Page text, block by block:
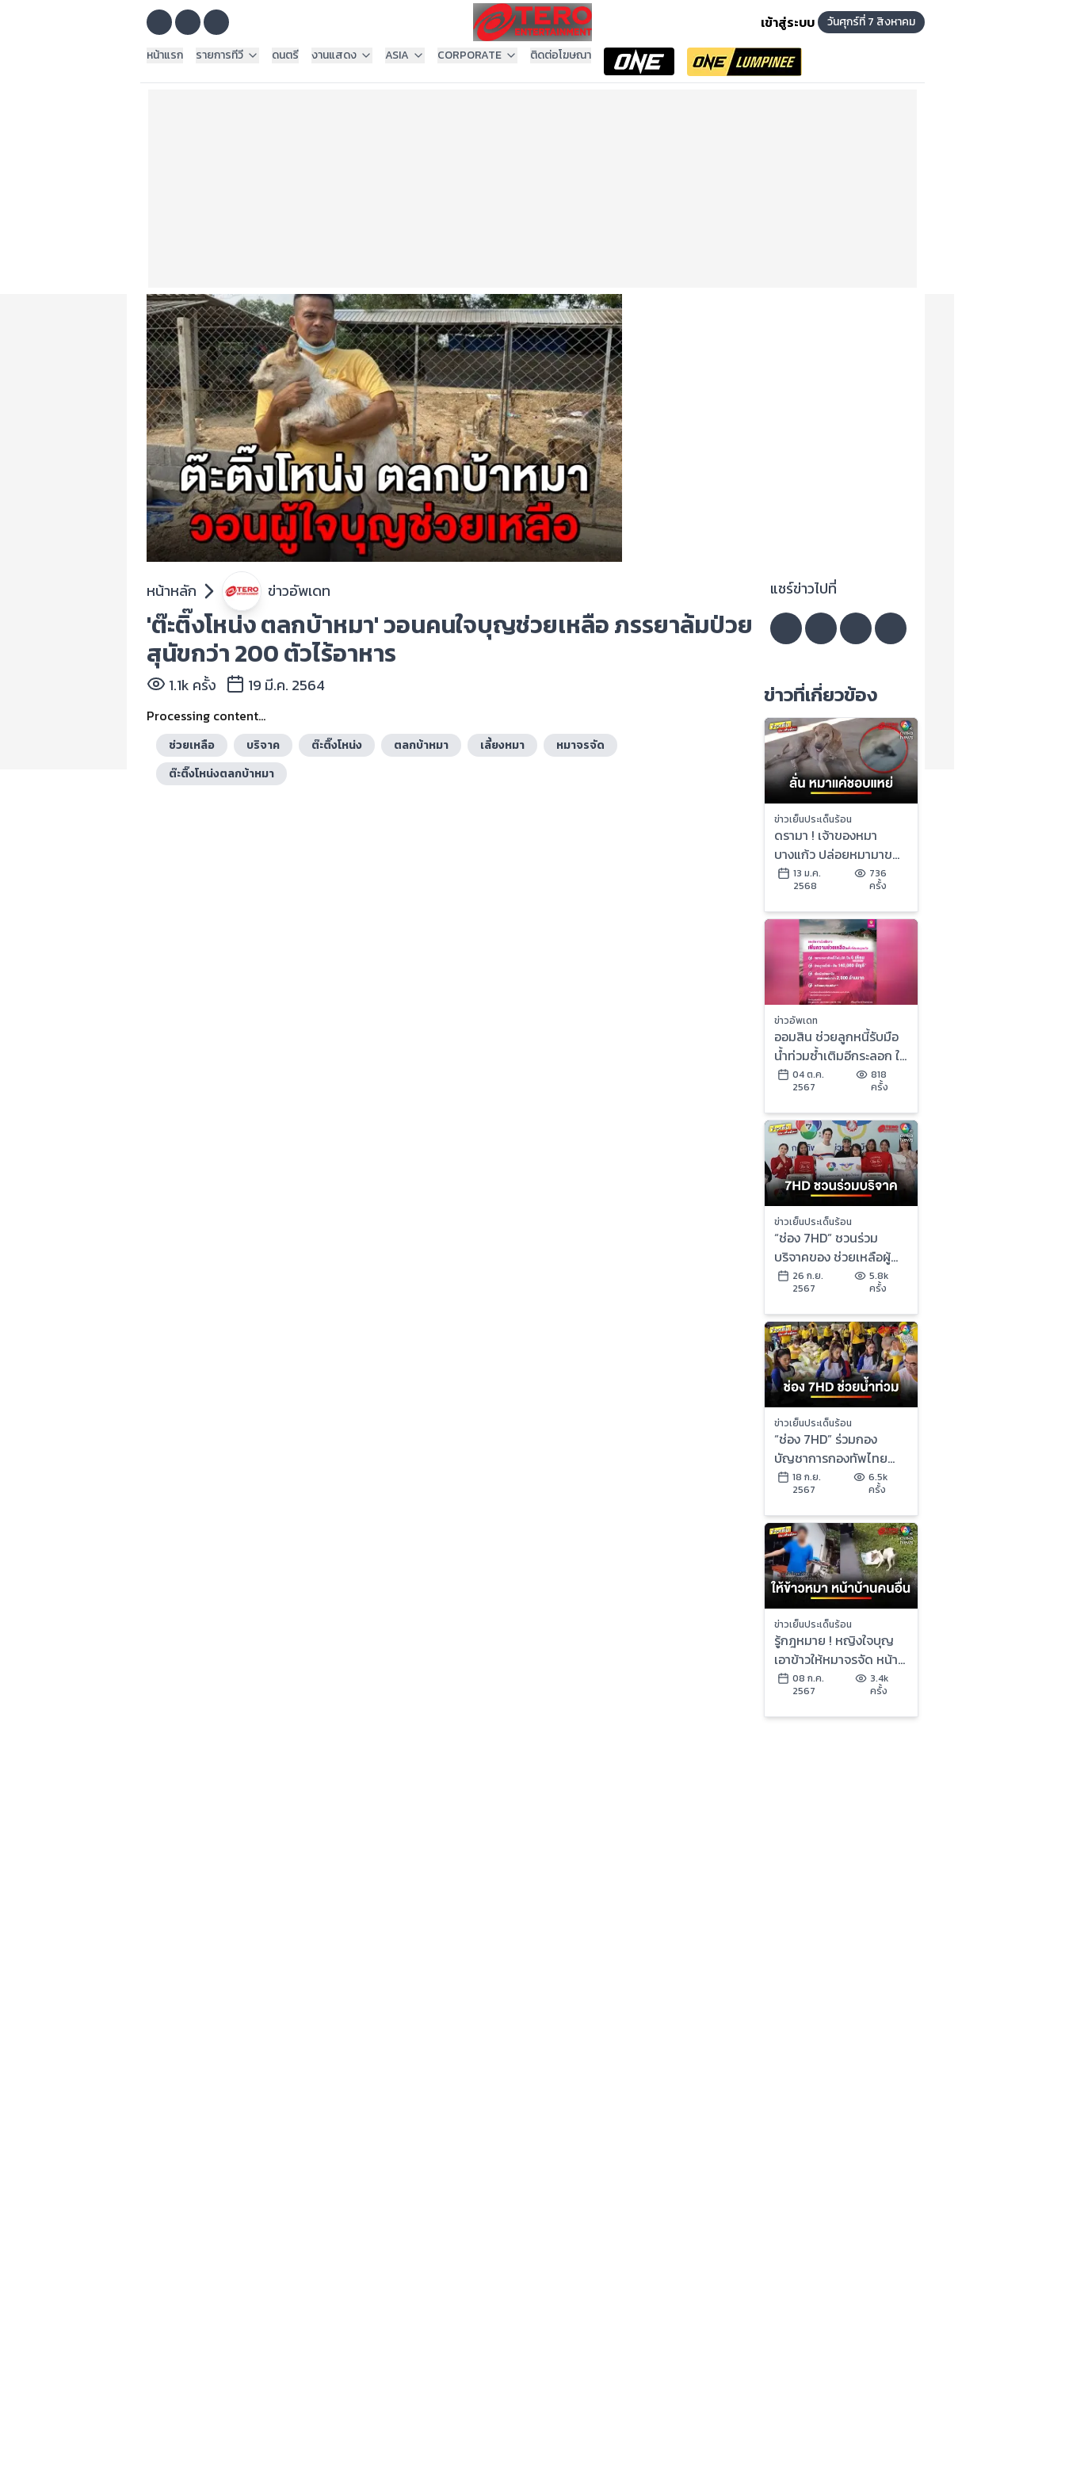
เข้าสู่ระบบ
วันศุกร์ที่ 7 สิงหาคม
หน้าแรก
รายการทีวี ดนตรี งานแสดง ASIA CORPORATE ติดต่อโฆษณา
หน้าหลัก ข่าวอัพเดท
'ต๊ะติ๊งโหน่ง ตลกบ้าหมา' วอนคนใจบุญช่วยเหลือ ภรรยาล้มป่วย
สุนัขกว่า 200 ตัวไร้อาหาร
1.1k ครั้ง 19 มี.ค. 2564
Processing content...
ช่วยเหลือ บริจาค ต๊ะติ๊งโหน่ง ตลกบ้าหมา เลี้ยงหมา
หมาจรจัด
ต๊ะติ๊งโหน่งตลกบ้าหมา
แชร์ข่าวไปที่
ข่าวที่เกี่ยวข้อง
ข่าวเย็นประเด็นร้อน
ดรามา ! เจ้าของหมา
บางแก้ว ปล่อยหมามาขย้ำ
หมาจรจัด | ข่าวเย็น
ประเด็นร้อน
13 ม.ค.
2568
736
ครั้ง
ข่าวอัพเดท
ออมสิน ช่วยลูกหนี้รับมือ
น้ำท่วมซ้ำเติมอีกระลอก ให้
ขยายเวลาพักหนี้ออโต้
จาก 3 เดือน เป็น 6 เดือน
เพิ่มชื่อผู้ได้รับสิทธิ์พักหนี้
เป็น 140,000 บัญชี หลัง
รัฐประกาศพื้นที่ประสบภัย
ล่าสุด 5,515 หมู่บ้าน
04 ต.ค.
2567
818
ครั้ง
ข่าวเย็นประเด็นร้อน
“ช่อง 7HD” ชวนร่วม
บริจาคของ ช่วยเหลือผู้
ประสบภัยน้ำท่วม | ข่าว
เย็นประเด็นร้อน
26 ก.ย.
2567
5.8k
ครั้ง
ข่าวเย็นประเด็นร้อน
“ช่อง 7HD” ร่วมกอง
บัญชาการกองทัพไทย
ช่วยผู้ประสบอุทกภัยทั่ว
ประเทศ | ข่าวเย็นประเด็น
ร้อน
18 ก.ย.
2567
6.5k
ครั้ง
ข่าวเย็นประเด็นร้อน
รู้กฎหมาย ! หญิงใจบุญ
เอาข้าวให้หมาจรจัด หน้า
บ้านคนอื่น | รู้กฎหมาย กับ
มิสเตอร์ฆ่าโง่
08 ก.ค.
2567
3.4k
ครั้ง